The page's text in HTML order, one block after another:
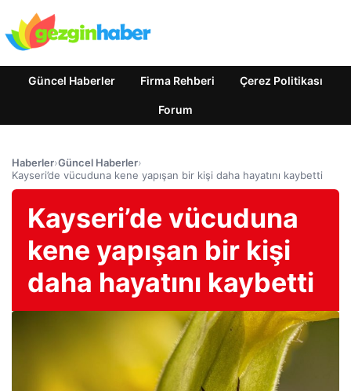
Güncel Haberler Firma Rehberi Çerez Politikası
Forum
Haberler›Güncel Haberler›
Kayseri’de vücuduna kene yapışan bir kişi daha hayatını kaybetti
Kayseri’de vücuduna
kene yapışan bir kişi
daha hayatını kaybetti